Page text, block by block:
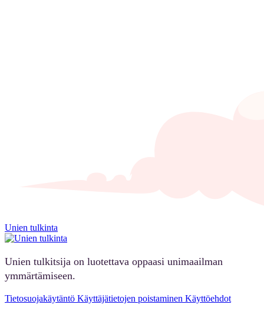
Unien tulkinta
Unien tulkitsija on luotettava oppaasi unimaailman
ymmärtämiseen.
Tietosuojakäytäntö Käyttäjätietojen poistaminen Käyttöehdot